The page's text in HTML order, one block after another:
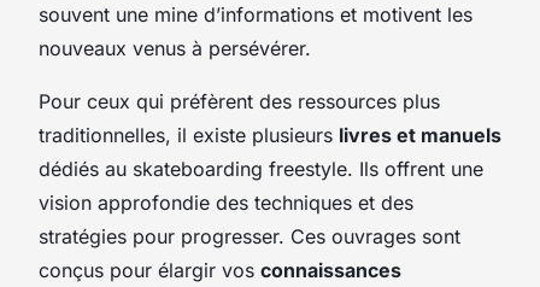
souvent une mine d’informations et motivent les
nouveaux venus à persévérer.
Pour ceux qui préfèrent des ressources plus
traditionnelles, il existe plusieurs livres et manuels
dédiés au skateboarding freestyle. Ils offrent une
vision approfondie des techniques et des
stratégies pour progresser. Ces ouvrages sont
conçus pour élargir vos connaissances